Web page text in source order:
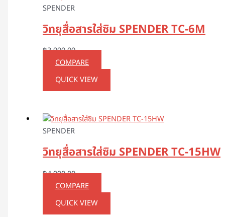
SPENDER
วิทยุสื่อสารใส่ซิม SPENDER TC-6M
฿3,990.00
COMPARE
QUICK VIEW
SPENDER
วิทยุสื่อสารใส่ซิม SPENDER TC-15HW
฿4,990.00
COMPARE
QUICK VIEW